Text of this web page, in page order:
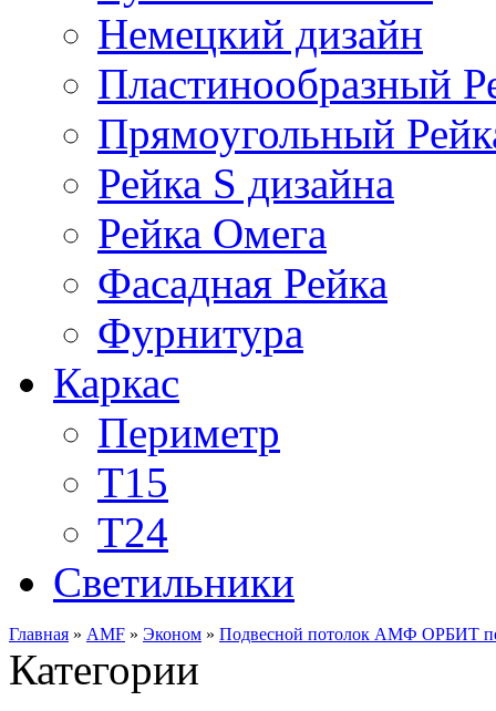
Немецкий дизайн
Пластинообразный
Прямоугольный
Рейка S дизайна
Рейка Омега
Фасадная Рейка
Фурнитура
Каркас
Периметр
Т15
Т24
Светильники
Главная » AMF » Эконом » Подвесной потолок АМФ ОРБИТ
Категории